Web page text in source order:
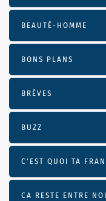
BEAUTÉ-HOMME
BONS PLANS
BRÈVES
BUZZ
C'EST QUOI TA
CA RESTE ENTRE